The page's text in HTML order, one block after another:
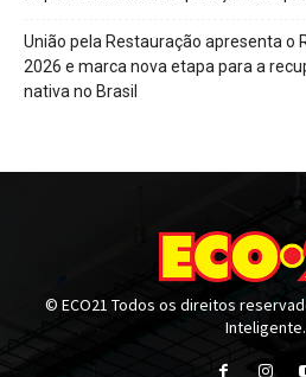
União pela Restauração apresenta o
2026 e marca nova etapa para a
nativa no Brasil
© ECO21 Todos os direitos
Inteligente.